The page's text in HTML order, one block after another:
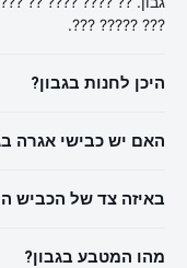
??? ????? ???.
היכן לחנות בגבון?
האם יש כבישי אגרה
באיזה צד של הכביש
מהו המטבע בגבון?